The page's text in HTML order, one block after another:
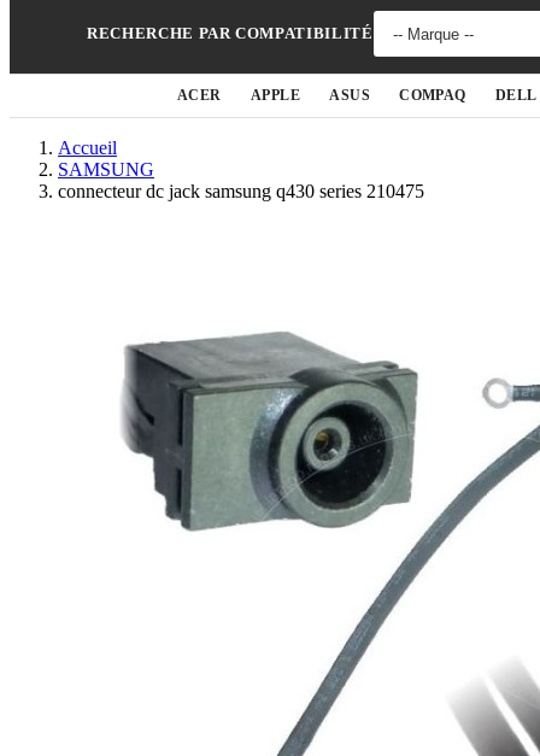
RECHERCHE PAR COMPATIBILITÉ
ACER APPLE ASUS COMPAQ DELL
Accueil
SAMSUNG
connecteur dc jack samsung q430 series 210475